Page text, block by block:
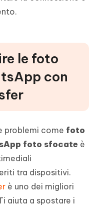
le foto
con
problemi come foto
foto sfocate è
tra dispositivi.
è uno dei migliori
aiuta a spostare i